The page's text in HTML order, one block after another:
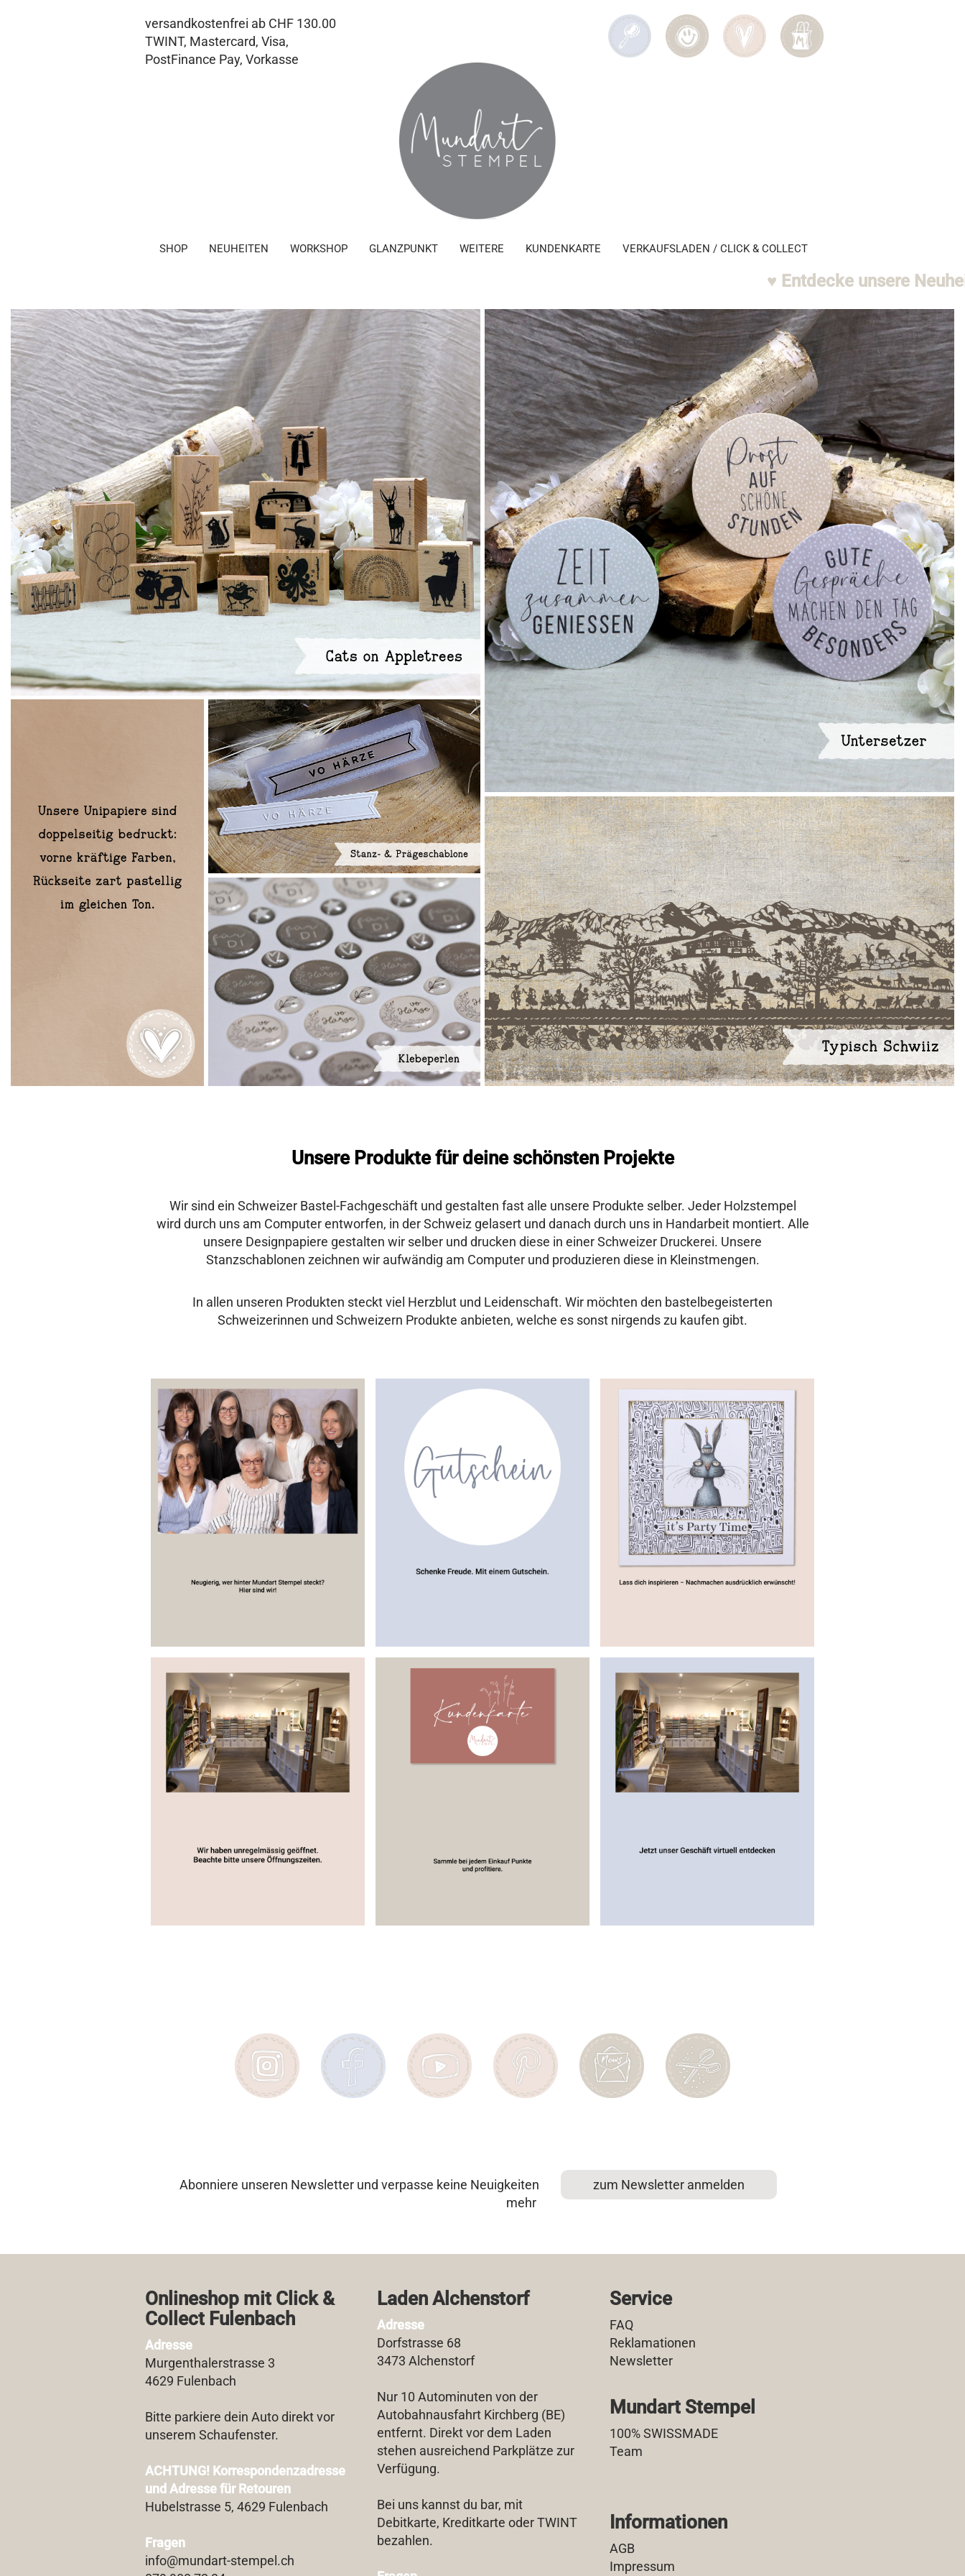
versandkostenfrei ab CHF 130.00
TWINT, Mastercard, Visa,
PostFinance Pay, Vorkasse
SHOP NEUHEITEN WORKSHOP GLANZPUNKT KUNDENKARTE VERKAUFSLADEN / CLICK & COLLECT
WEITERE
♥ Entdecke unsere Neuheiten ♥
Unsere Produkte für deine schönsten Projekte
Wir sind ein Schweizer Bastel-Fachgeschäft und gestalten fast alle unsere Produkte selber. Jeder Holzstempel
wird durch uns am Computer entworfen, in der Schweiz gelasert und danach durch uns in Handarbeit montiert. Alle
unsere Designpapiere gestalten wir selber und drucken diese in einer Schweizer Druckerei. Unsere
Stanzschablonen zeichnen wir aufwändig am Computer und produzieren diese in Kleinstmengen.
In allen unseren Produkten steckt viel Herzblut und Leidenschaft. Wir möchten den bastelbegeisterten
Schweizerinnen und Schweizern Produkte anbieten, welche es sonst nirgends zu kaufen gibt.
Abonniere unseren Newsletter und verpasse keine Neuigkeiten
mehr
zum Newsletter anmelden
Onlineshop mit Click &
Collect Fulenbach​
Adresse
Murgenthalerstrasse 3
4629 Fulenbach
Bitte parkiere dein Auto direkt vor
unserem Schaufenster.
ACHTUNG! Korrespondenzadresse
und Adresse für Retouren
Hubelstrasse 5, 4629 Fulenbach
Fragen
info@mundart-stempel.ch
Laden Alchenstorf
Adresse
Dorfstrasse 68
3473 Alchenstorf
Nur 10 Autominuten von der
Autobahnausfahrt Kirchberg (BE)
entfernt. Direkt vor dem Laden
stehen ausreichend Parkplätze zur
Verfügung.
Bei uns kannst du bar, mit
Debitkarte, Kreditkarte oder TWINT
bezahlen.
Service
FAQ
Reklamationen
Newsletter
Mundart Stempel
100% SWISSMADE
Team
Informationen
AGB
Impressum